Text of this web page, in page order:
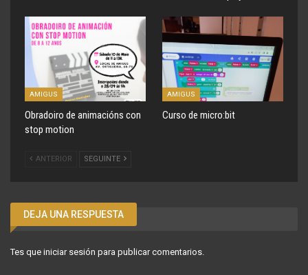
AMIGUS
Obradoiro de animacións con
stop motion
AMIGUS
Curso de micro:bit
ANTERIOR SEGUINTE
DEJA UNA RESPUESTA
Tes que iniciar sesión para publicar comentarios.